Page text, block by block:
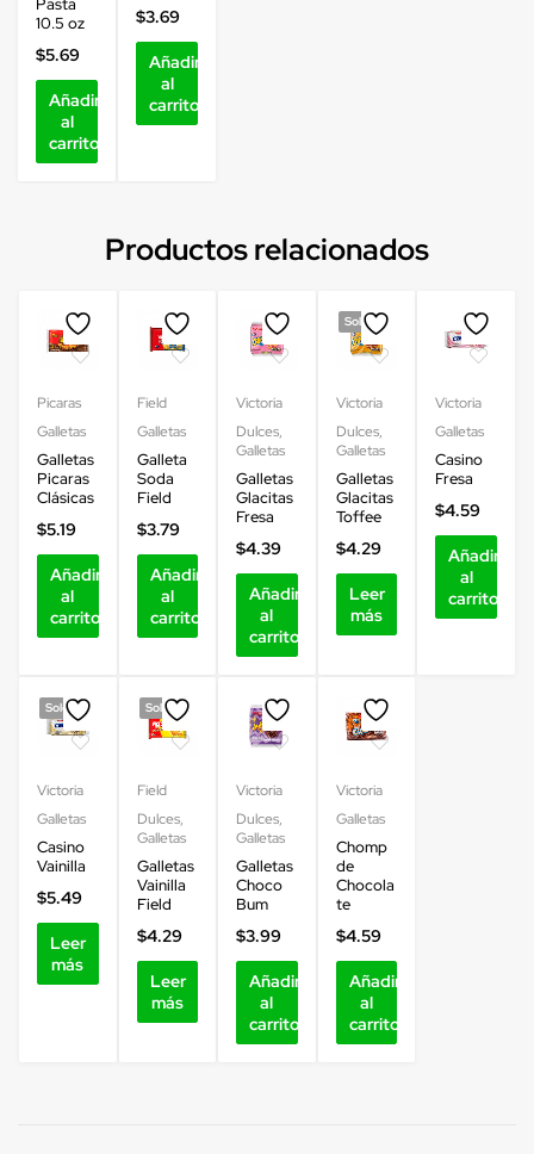
10.5 oz
$5.69
Añadir
al
carrito
$3.69
Añadir
al
carrito
Productos relacionados
Picaras
Galletas
Galletas
Picaras
Clásicas
$5.19
Añadir
al
carrito
Field
Galletas
Galleta
Soda
Field
$3.79
Añadir
al
carrito
Victoria
Dulces,
Galletas
Galletas
Glacitas
Fresa
$4.39
Añadir
al
carrito
Sold out
Victoria
Dulces,
Galletas
Galletas
Glacitas
Toffee
$4.29
Leer
más
Victoria
Galletas
Casino
Fresa
$4.59
Añadir
al
carrito
Sold out
Victoria
Galletas
Casino
Vainilla
$5.49
Leer
más
Sold out
Field
Dulces,
Galletas
Galletas
Vainilla
Field
$4.29
Leer
más
Victoria
Dulces,
Galletas
Galletas
Choco
Bum
$3.99
Añadir
al
carrito
Victoria
Galletas
Chomp
de
Chocola
te
$4.59
Añadir
al
carrito